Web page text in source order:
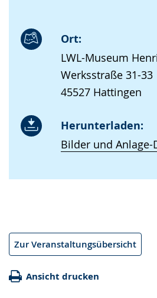
Ort:
LWL-Museum
Werksstraße 31-33
45527 Hattingen
Herunterladen:
Bilder und
Zur Veranstaltungsübersicht
Ansicht drucken